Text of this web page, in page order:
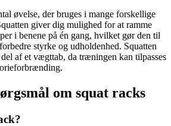
øvelse, der bruges i mange forskellige
giver dig mulighed for at ramme
i benene på én gang, hvilket gør den til
styrke og udholdenhed. Squatten
af et vægttab, da træningen kan tilpasses
om squat racks